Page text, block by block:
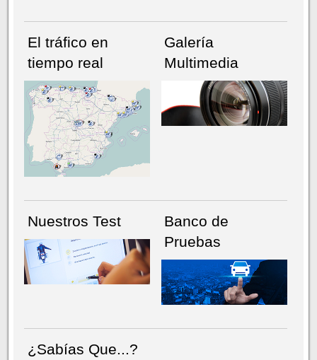
NÚMERO ACTUALHEMEROTECA
El tráfico en
tiempo real
Galería
Multimedia
Nuestros Test
Banco de
Pruebas
¿Sabías Que...?